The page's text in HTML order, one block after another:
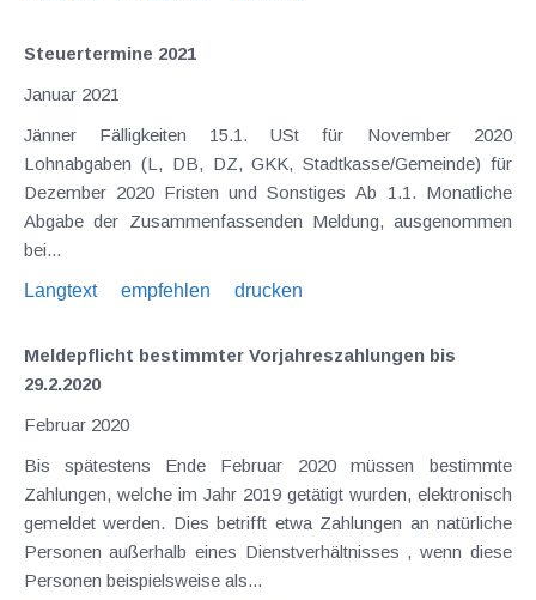
Steuertermine 2021
Januar 2021
Jänner Fälligkeiten 15.1. USt für November 2020
Lohnabgaben (L, DB, DZ, GKK, Stadtkasse/Gemeinde) für
Dezember 2020 Fristen und Sonstiges Ab 1.1. Monatliche
Abgabe der Zusammenfassenden Meldung, ausgenommen
bei...
Langtext
empfehlen drucken
Meldepflicht bestimmter Vorjahreszahlungen bis
29.2.2020
Februar 2020
Bis spätestens Ende Februar 2020 müssen bestimmte
Zahlungen, welche im Jahr 2019 getätigt wurden, elektronisch
gemeldet werden. Dies betrifft etwa Zahlungen an natürliche
Personen außerhalb eines Dienstverhältnisses , wenn diese
Personen beispielsweise als...